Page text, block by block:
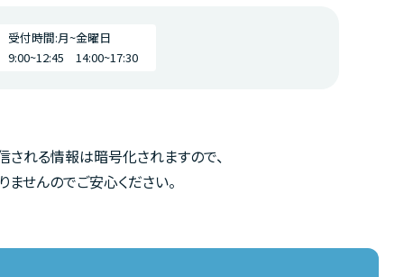
受付時間:月~金曜日
9:00~12:45 14:00~17:30
れる情報は暗号化されますので、
せんのでご安心ください。